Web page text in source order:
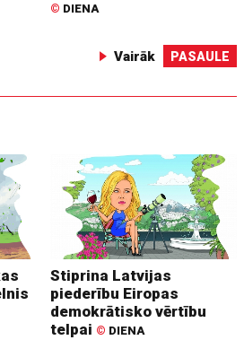
© DIENA
Vairāk PASAULE
Stiprina Latvijas
piederību Eiropas
demokrātisko vērtību
telpai © DIENA